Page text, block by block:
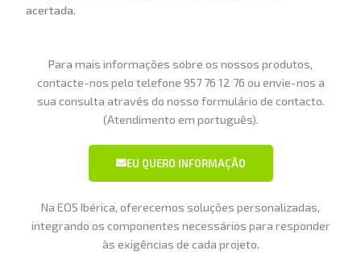
acertada.
Para mais informações sobre os nossos produtos,
contacte-nos pelo telefone 957 76 12 76 ou envie-nos a
sua consulta através do nosso formulário de contacto.
(Atendimento em português).
EU QUERO INFORMAÇÃO
Na EOS Ibérica, oferecemos soluções personalizadas,
integrando os componentes necessários para responder
às exigências de cada projeto.